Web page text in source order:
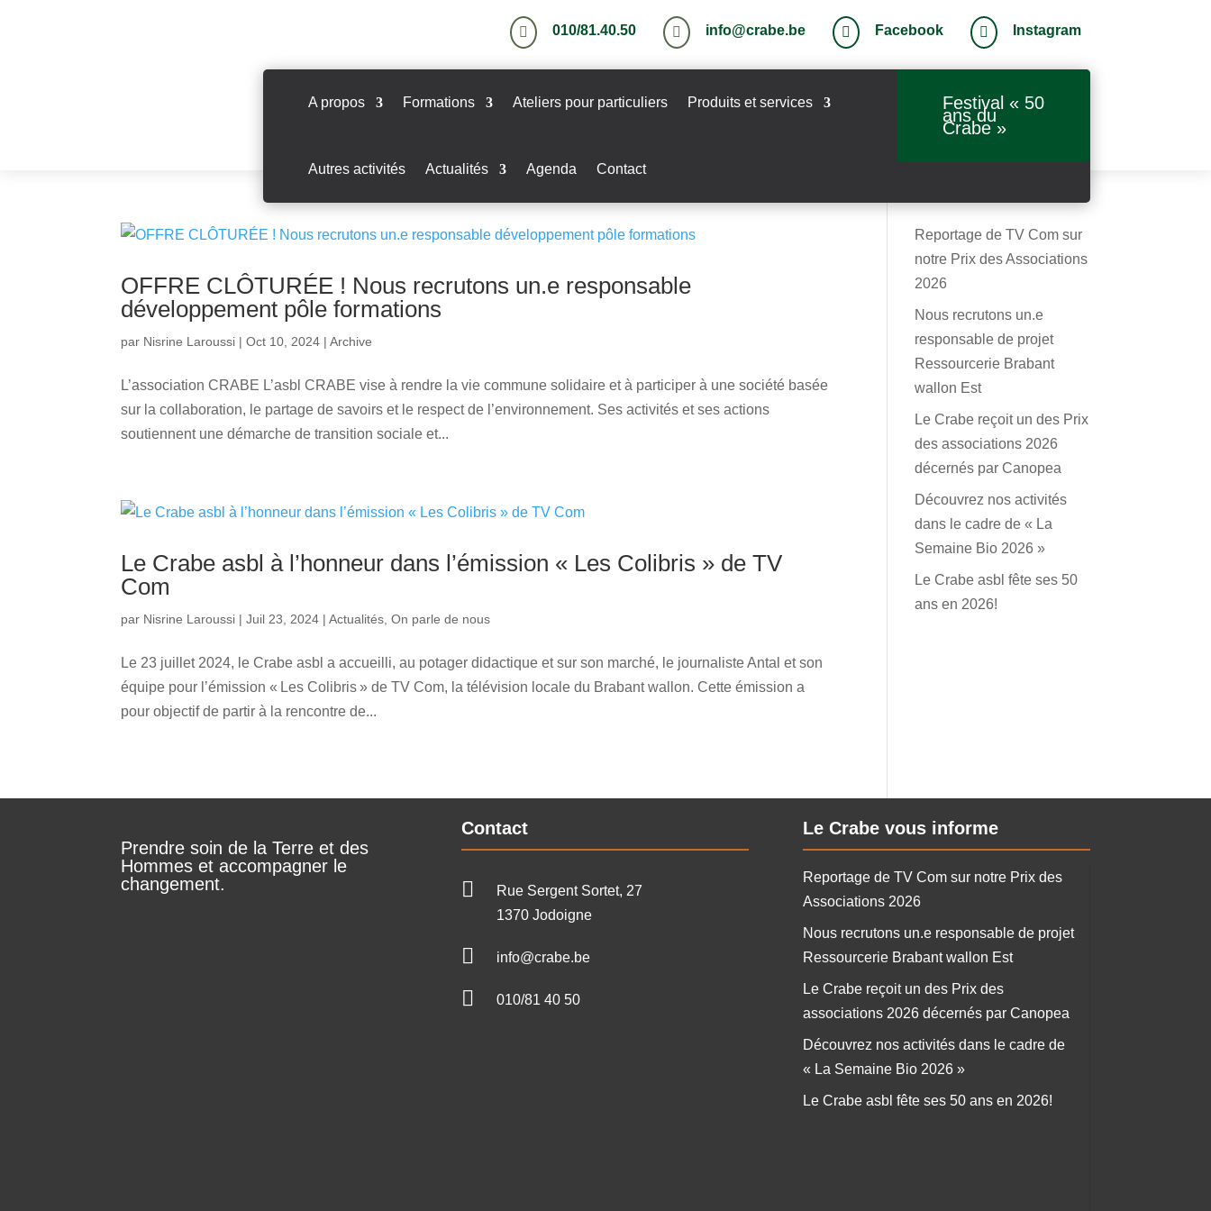
 010/81.40.50  info@crabe.be  Facebook  Instagram
A propos Formations Ateliers pour particuliers Produits et services
Autres activités Actualités Agenda Contact
Festival « 50
ans du
Crabe »
OFFRE CLÔTURÉE ! Nous recrutons un.e responsable
développement pôle formations
par Nisrine Laroussi |Oct 10, 2024 |Archive
L’association CRABE L’asbl CRABE vise à rendre la vie commune solidaire et à participer à une société basée
sur la collaboration, le partage de savoirs et le respect de l’environnement. Ses activités et ses actions
soutiennent une démarche de transition sociale et...
Le Crabe asbl à l’honneur dans l’émission « Les Colibris » de TV
Com
par Nisrine Laroussi |Juil 23, 2024 |Actualités ,On parle de nous
Le 23 juillet 2024, le Crabe asbl a accueilli, au potager didactique et sur son marché, le journaliste Antal et son
équipe pour l’émission « Les Colibris » de TV Com, la télévision locale du Brabant wallon. Cette émission a
pour objectif de partir à la rencontre de...
Reportage de TV Com sur
notre Prix des Associations
2026
Nous recrutons un.e
responsable de projet
Ressourcerie Brabant
wallon Est
Le Crabe reçoit un des Prix
des associations 2026
décernés par Canopea
Découvrez nos activités
dans le cadre de « La
Semaine Bio 2026 »
Le Crabe asbl fête ses 50
ans en 2026!
Prendre soin de la Terre et des
Hommes et accompagner le
changement.
Contact

Rue Sergent Sortet, 27
1370 Jodoigne
 info@crabe.be
 010/81 40 50
Le Crabe vous informe
Reportage de TV Com sur notre Prix des
Associations 2026
Nous recrutons un.e responsable de projet
Ressourcerie Brabant wallon Est
Le Crabe reçoit un des Prix des
associations 2026 décernés par Canopea
Découvrez nos activités dans le cadre de
« La Semaine Bio 2026 »
Le Crabe asbl fête ses 50 ans en 2026!